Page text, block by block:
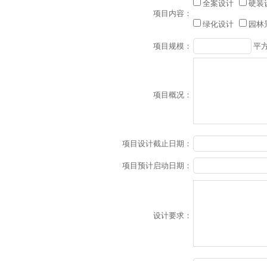
项目内容：
全案设计 硬
绿化设计 园
项目规模： 平
项目概况：
项目设计截止日期：
项目预计启动日期：
设计要求：